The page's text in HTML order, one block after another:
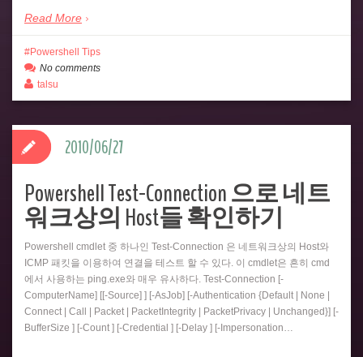
Read More
Powershell Tips
No comments
talsu
Powershell Test-Connection 으로 네트
워크상의 Host들 확인하기
Powershell cmdlet 중 하나인 Test-Connection 은 네트워크상의 Host와
ICMP 패킷을 이용하여 연결을 테스트 할 수 있다. 이 cmdlet은 흔히 cmd
에서 사용하는 ping.exe와 매우 유사하다. Test-Connection [-
ComputerName] [[-Source] ] [-AsJob] [-Authentication {Default | None |
Connect | Call | Packet | PacketIntegrity | PacketPrivacy | Unchanged}] [-
BufferSize ] [-Count ] [-Credential ] [-Delay ] [-Impersonation…
2010/06/27